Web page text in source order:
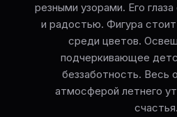
резными узорами. Его
и радостью. Фигура
среди цветов.
подчеркивающее
беззаботность. Весь
атмосферой летнего
счастья.